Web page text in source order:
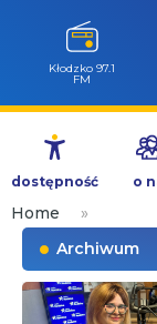
Przejdź
treści
Kłodzko 97.1
FM
dostępność o
Home
»
Archiwum